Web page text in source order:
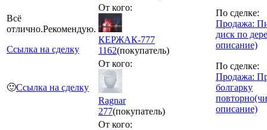
Всё
отлично.Рекомендую.
Ссылка на сделку
От кого:
КЕРЖАК-777
1162(покупатель)
По сделке:
Продажа:
диск по
описание)
🙂Ссылка на сделку
От кого:
Ragnar
277(покупатель)
По сделке:
Продажа:
болгарку
описание)
От кого: